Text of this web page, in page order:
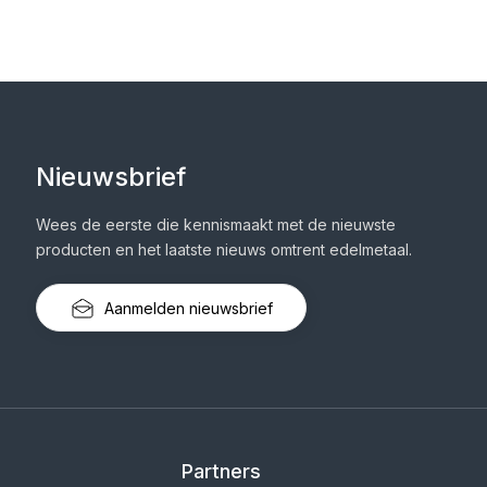
Nieuwsbrief
Wees de eerste die kennismaakt met de nieuwste
producten en het laatste nieuws omtrent edelmetaal.
Aanmelden nieuwsbrief
Partners